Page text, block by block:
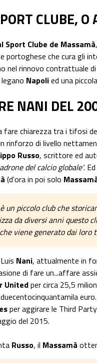
CLUBE,
Sport Clube de Massamà
portoghese che cura gli
nel rinnovo contrattuale
Napolied una
NANI DEL
fare chiarezza tra i tifosi
rinforzo di livello
Russo, scrittore ed
del calcio globale'.
(d'ora in poi solo
un piccolo club che
da diversi anni questo
viene generato dai
Nani, attualmente in
di fare un...affare
Unitedper circa 25,5
per aggirare le Third
del 2015.
Russo, il Massamà